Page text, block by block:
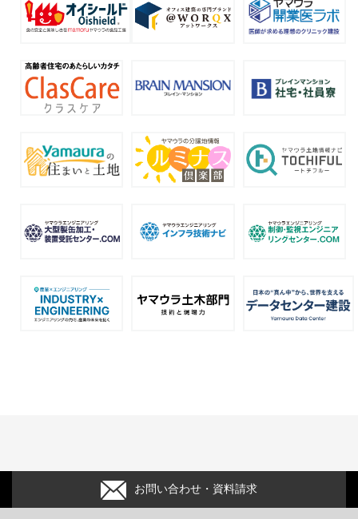
お問い合わせ・資料請求